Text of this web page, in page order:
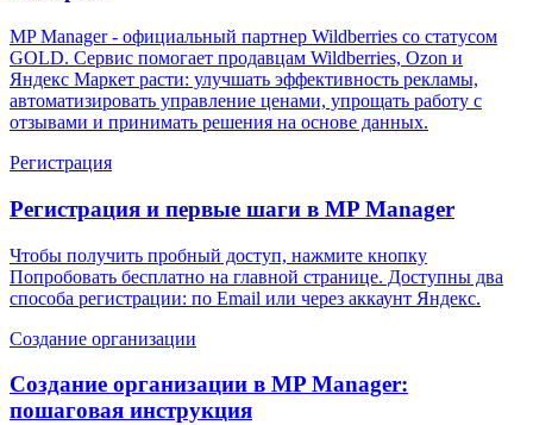
MP Manager - официальный партнер Wildberries со статусом
GOLD. Сервис помогает продавцам Wildberries, Ozon и
Яндекс Маркет расти: улучшать эффективность рекламы,
автоматизировать управление ценами, упрощать работу с
отзывами и принимать решения на основе данных.
Регистрация
Регистрация и первые шаги в MP Manager
Чтобы получить пробный доступ, нажмите кнопку
Попробовать бесплатно на главной странице. Доступны два
способа регистрации: по Email или через аккаунт Яндекс.
Создание организации
Создание организации в MP Manager:
пошаговая инструкция